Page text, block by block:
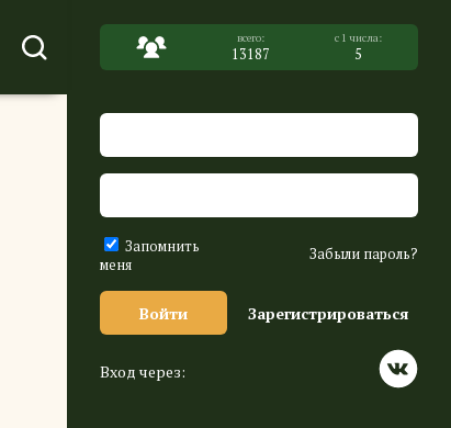
13187 5
Запомнить
меня
Забыли пароль?
Войти Зарегистрироваться
Вход через: